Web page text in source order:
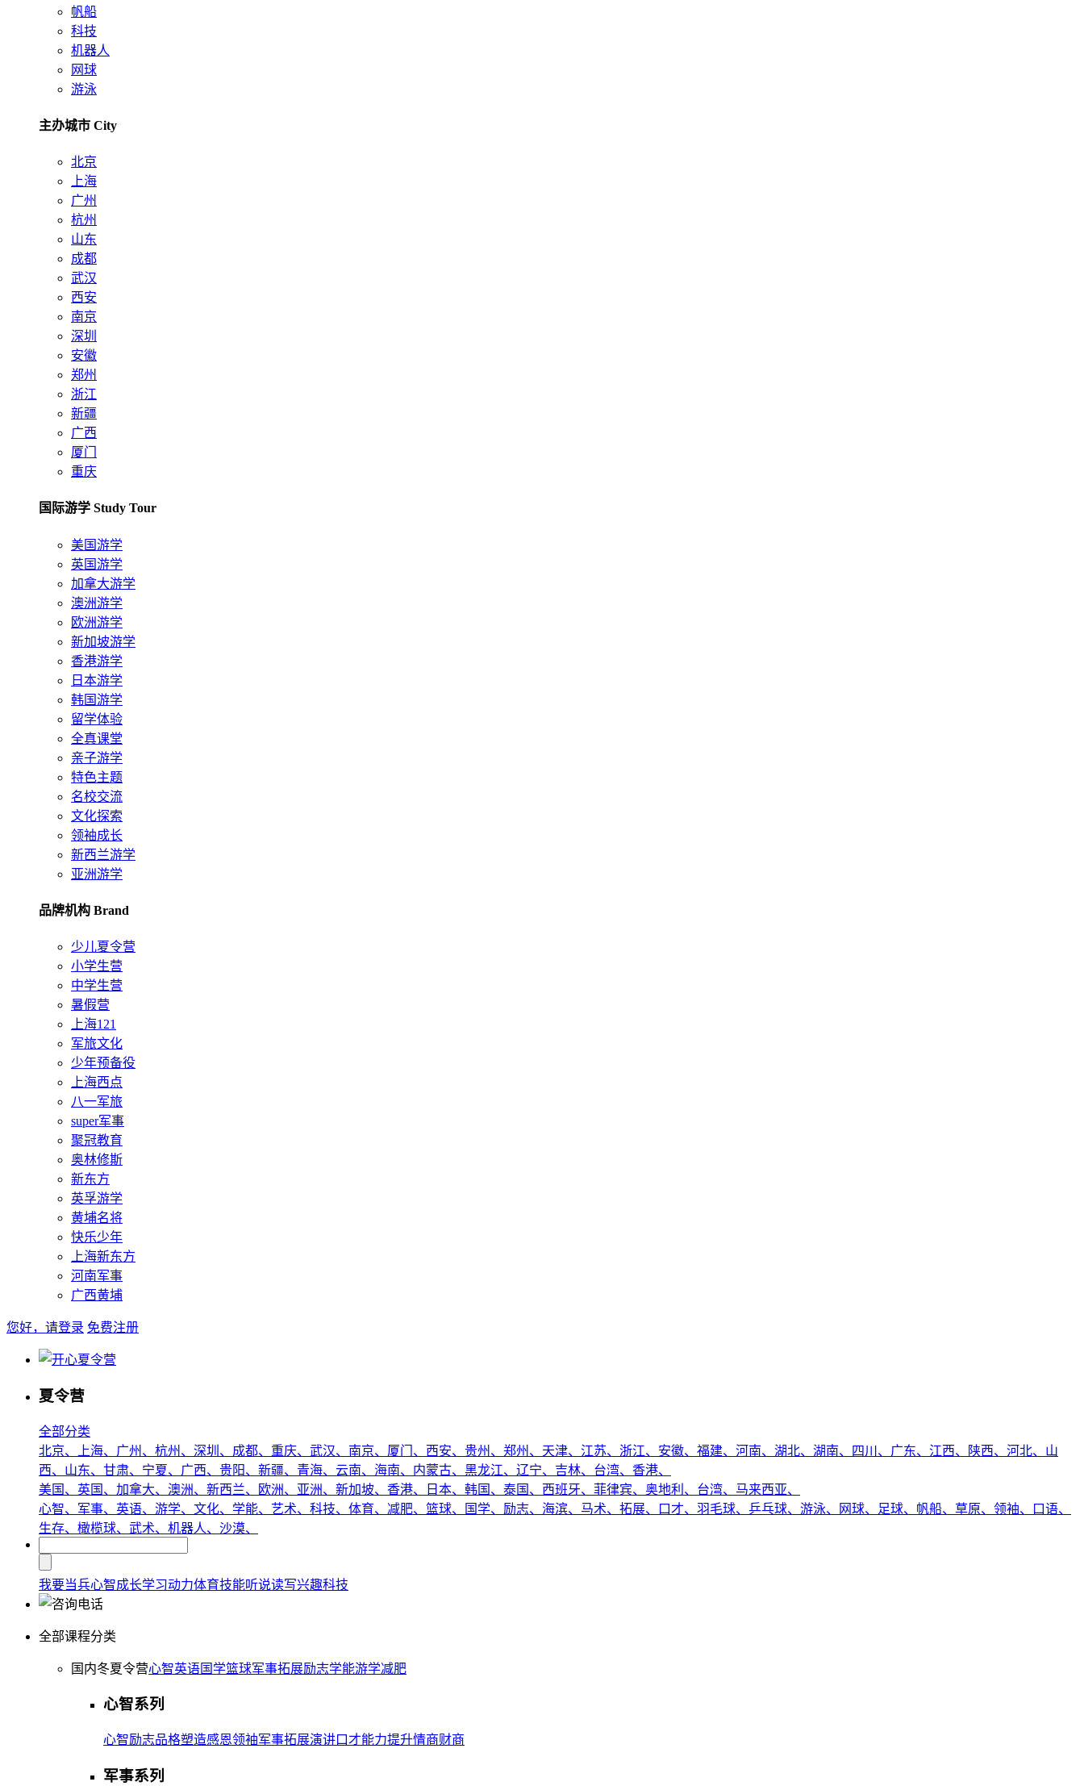
帆船
科技
机器人
网球
游泳
主办城市 City
北京
上海
广州
杭州
山东
成都
武汉
西安
南京
深圳
安徽
郑州
浙江
新疆
广西
厦门
重庆
国际游学 Study Tour
美国游学
英国游学
加拿大游学
澳洲游学
欧洲游学
新加坡游学
香港游学
日本游学
韩国游学
留学体验
全真课堂
亲子游学
特色主题
名校交流
文化探索
领袖成长
新西兰游学
亚洲游学
品牌机构 Brand
少儿夏令营
小学生营
中学生营
暑假营
上海121
军旅文化
少年预备役
上海西点
八一军旅
super军事
聚冠教育
奥林修斯
新东方
英孚游学
黄埔名将
快乐少年
上海新东方
河南军事
广西黄埔
您好，请登录 免费注册
夏令营
全部分类
北京、
上海、 广州、 杭州、 深圳、 成都、 重庆、 武汉、 南京、 厦门、 西安、 贵州、 郑州、 天津、 江苏、 浙江、 安徽、 福建、 河南、 湖北、 湖南、 四川、 广东、 江西、 陕西、 河北、 山
西、 山东、 甘肃、 宁夏、 广西、 贵阳、 新疆、 青海、 云南、 海南、 内蒙古、 黑龙江、 辽宁、 吉林、 台湾、 香港、
美国、 英国、 加拿大、 澳洲、 新西兰、 欧洲、 亚洲、 新加坡、 香港、 日本、 韩国、 泰国、 西班牙、 菲律宾、 奥地利、 台湾、 马来西亚、
心智、 军事、 英语、 游学、 文化、 学能、 艺术、 科技、 体育、 减肥、 篮球、 国学、 励志、 海滨、 马术、 拓展、 口才、 羽毛球、 乒乓球、 游泳、 网球、 足球、 帆船、 草原、 领袖、
口语、
生存、 橄榄球、 武术、 机器人、 沙漠、
我要当兵心智成长学习动力体育技能听说读写兴趣科技
全部课程分类
国内冬夏令营心智英语国学篮球军事拓展励志学能游学减肥
心智系列
心智励志品格塑造感恩领袖军事拓展演讲口才能力提升情商财商
军事系列